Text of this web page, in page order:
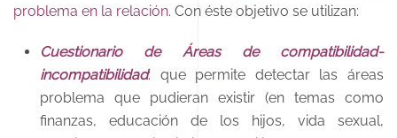
problema en la relación. Con éste objetivo se utilizan:
Cuestionario de Áreas de compatibilidad-
incompatibilidad: que permite detectar las áreas
problema que pudieran existir (en temas como
finanzas, educación de los hijos, vida sexual,